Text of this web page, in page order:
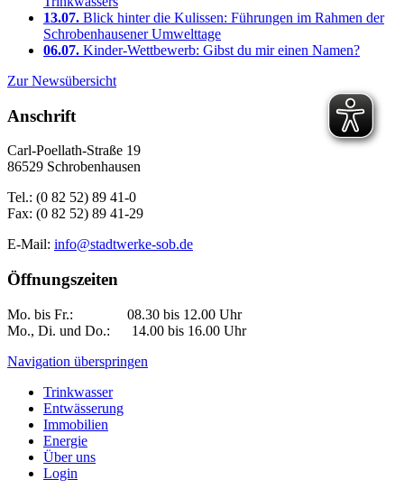
13.07. Blick hinter die Kulissen: Führungen im Rahmen der
Schrobenhausener Umwelttage
06.07. Kinder-Wettbewerb: Gibst du mir einen Namen?
Zur Newsübersicht
Anschrift
Carl-Poellath-Straße 19
86529 Schrobenhausen
Tel.: (0 82 52) 89 41-0
Fax: (0 82 52) 89 41-29
E-Mail: info@stadtwerke-sob.de
Öffnungszeiten
Mo. bis Fr.: 08.30 bis 12.00 Uhr
Mo., Di. und Do.: 14.00 bis 16.00 Uhr
Navigation überspringen
Trinkwasser
Entwässerung
Immobilien
Energie
Über uns
Login